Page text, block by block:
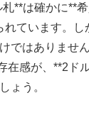
**は確かに**
れています。し
ではありませ
在感が、**2ド
ょう。